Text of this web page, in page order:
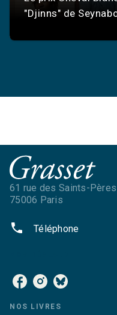
"Djinns" de
61 rue des Saints-Pères
75006 Paris
phone Téléphone
NOS LIVRES